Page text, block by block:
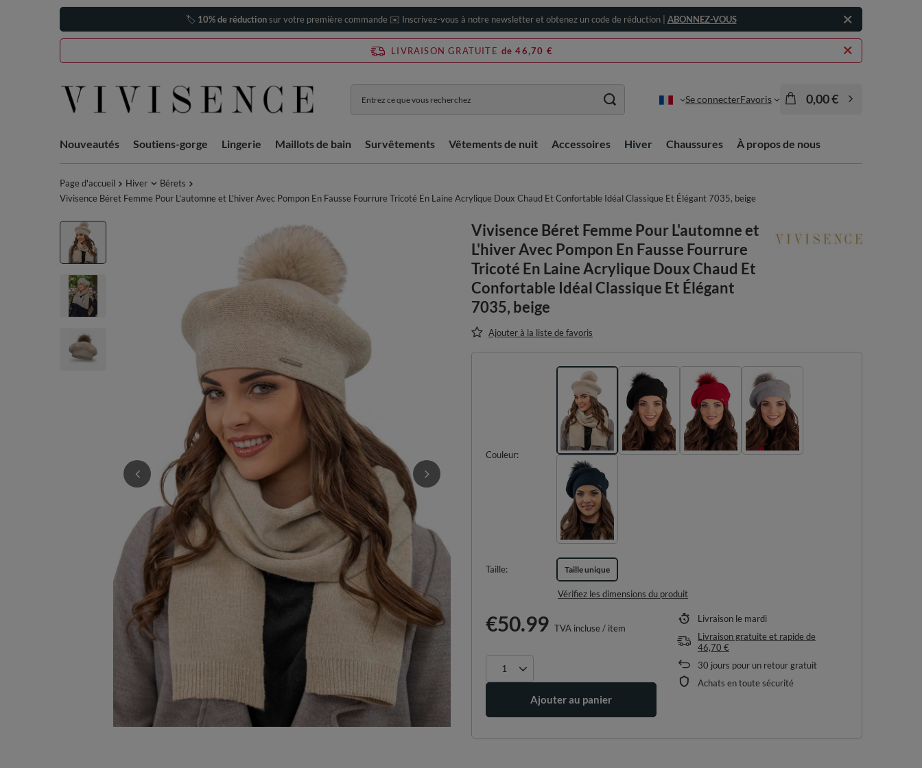
🏷️ 10% de réductionsur votre première commande ✉️ Inscrivez-vous à notre newsletter et obtenez un code de réduction | ABONNEZ-VOUS
LIVRAISON GRATUITE de 46,70 €
Se connecterFavoris 0,00 €
Nouveautés Soutiens-gorge Lingerie Maillots de bain Survêtements Vêtements de nuit Accessoires Hiver Chaussures À propos de nous
Page d'accueil Hiver
Bérets
Vivisence Béret Femme Pour L'automne et L'hiver Avec Pompon En Fausse Fourrure Tricoté En Laine Acrylique Doux Chaud Et Confortable Idéal Classique Et Élégant 7035, beige
Vivisence Béret Femme Pour L'automne et
L'hiver Avec Pompon En Fausse Fourrure
Tricoté En Laine Acrylique Doux Chaud Et
Confortable Idéal Classique Et Élégant
7035, beige
Ajouter à la liste de favoris
Couleur
Taille Taille unique
Vérifiez les dimensions du produit
€50.99 TVA incluse/ item
Ajouter au panier
Livraison le mardi
Livraison gratuite et rapidede
46,70 €
30 jours pour un retour gratuit
Achats en toute sécurité